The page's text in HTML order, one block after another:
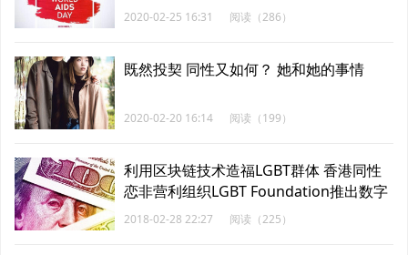
2020-02-25 16:31 阅读（286）
既然投契 同性又如何？ 她和她的事情
2020-02-20 16:14 阅读（199）
利用区块链技术造福LGBT群体 香港同性
恋非营利组织LGBT Foundation推出数字
货币“粉币”
2018-02-28 22:27 阅读（225）